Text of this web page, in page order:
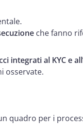
che fanno
integrati al KYC e
osservate.
per i